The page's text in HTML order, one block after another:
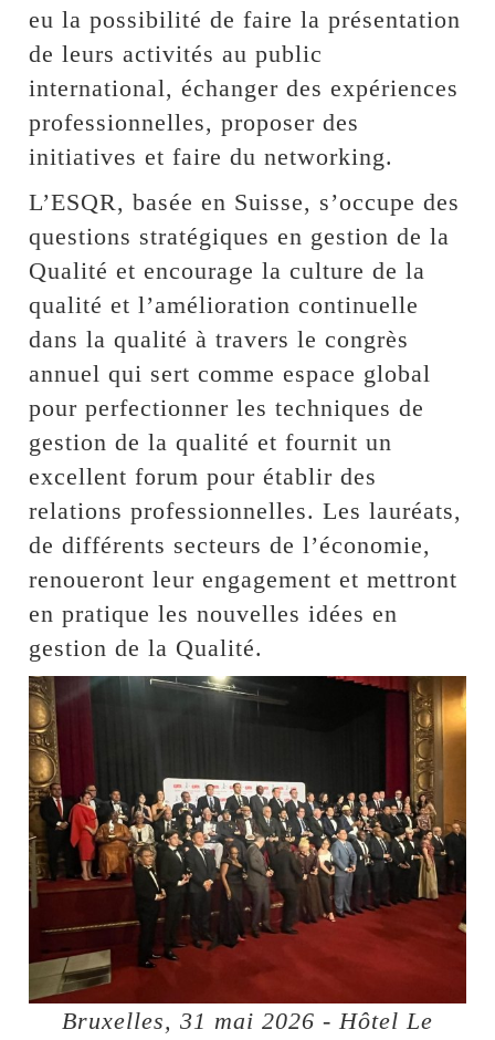
eu la possibilité de faire la présentation
de leurs activités au public
international, échanger des expériences
professionnelles, proposer des
initiatives et faire du networking.
L’ESQR, basée en Suisse, s’occupe des
questions stratégiques en gestion de la
Qualité et encourage la culture de la
qualité et l’amélioration continuelle
dans la qualité à travers le congrès
annuel qui sert comme espace global
pour perfectionner les techniques de
gestion de la qualité et fournit un
excellent forum pour établir des
relations professionnelles. Les lauréats,
de différents secteurs de l’économie,
renoueront leur engagement et mettront
en pratique les nouvelles idées en
gestion de la Qualité.
Bruxelles, 31 mai 2026 - Hôtel Le